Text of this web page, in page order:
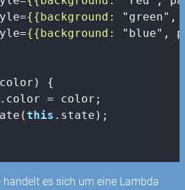
={{background: " green",
={{background: " blue",
{
= color;
this .state);
es sich um eine Lambda